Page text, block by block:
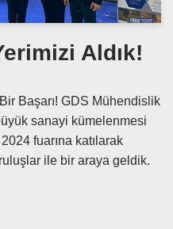
Aldık!
Başarı! GDS Mühendislik
sanayi kümelenmesi
fuarına katılarak
ile bir araya geldik.